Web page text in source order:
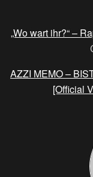
„Wo wart ihr?“ –
AZZI MEMO –
[Official